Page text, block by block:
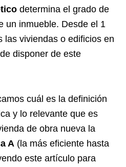
determina el grado de
un inmueble. Desde el 1
las viviendas o edificios en
disponer de este
cuál es la definición
y lo relevante que es
de obra nueva la
A (la más eficiente hasta
este artículo para